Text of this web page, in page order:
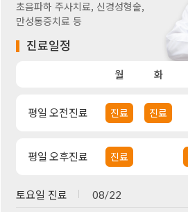
초음파하 주사치료, 신경성형술,
만성통증치료 등
진료일정
월 화
평일 오전진료 진료 진료
평일 오후진료 진료
토요일 진료 08/22